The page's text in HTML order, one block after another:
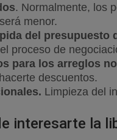
. Normalmente, los
menor.
del presupuesto
proceso de
para los arreglos
descuentos.
Limpieza del
interesarte la